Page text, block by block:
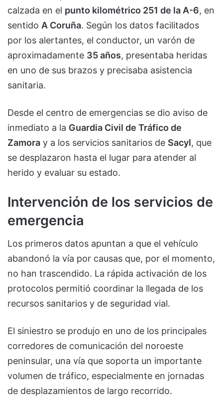
calzada en el punto kilométrico 251 de la A-6, en
sentido A Coruña. Según los datos facilitados
por los alertantes, el conductor, un varón de
aproximadamente 35 años, presentaba heridas
en uno de sus brazos y precisaba asistencia
sanitaria.
Desde el centro de emergencias se dio aviso de
inmediato a la Guardia Civil de Tráfico de
Zamora y a los servicios sanitarios de Sacyl, que
se desplazaron hasta el lugar para atender al
herido y evaluar su estado.
Intervención de los servicios de
emergencia
Los primeros datos apuntan a que el vehículo
abandonó la vía por causas que, por el momento,
no han trascendido. La rápida activación de los
protocolos permitió coordinar la llegada de los
recursos sanitarios y de seguridad vial.
El siniestro se produjo en uno de los principales
corredores de comunicación del noroeste
peninsular, una vía que soporta un importante
volumen de tráfico, especialmente en jornadas
de desplazamientos de largo recorrido.